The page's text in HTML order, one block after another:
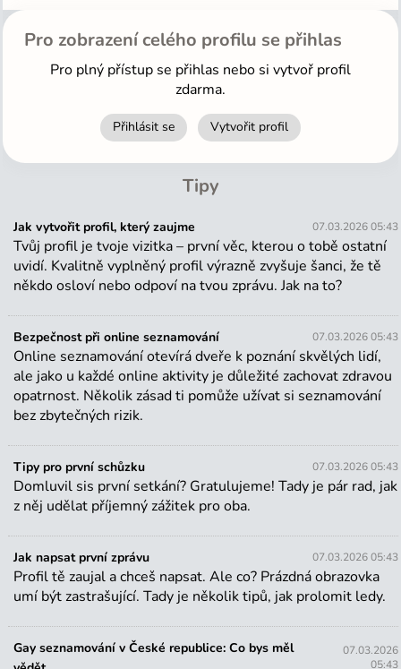
Pro zobrazení celého profilu se přihlas
Pro plný přístup se přihlas nebo si vytvoř profil
zdarma.
Přihlásit se Vytvořit profil
Tipy
Jak vytvořit profil, který zaujme 07.03.2026 05:43
Tvůj profil je tvoje vizitka – první věc, kterou o tobě ostatní
uvidí. Kvalitně vyplněný profil výrazně zvyšuje šanci, že tě
někdo osloví nebo odpoví na tvou zprávu. Jak na to?
Bezpečnost při online seznamování 07.03.2026 05:43
Online seznamování otevírá dveře k poznání skvělých lidí,
ale jako u každé online aktivity je důležité zachovat zdravou
opatrnost. Několik zásad ti pomůže užívat si seznamování
bez zbytečných rizik.
Tipy pro první schůzku 07.03.2026 05:43
Domluvil sis první setkání? Gratulujeme! Tady je pár rad, jak
z něj udělat příjemný zážitek pro oba.
Jak napsat první zprávu 07.03.2026 05:43
Profil tě zaujal a chceš napsat. Ale co? Prázdná obrazovka
umí být zastrašující. Tady je několik tipů, jak prolomit ledy.
Gay seznamování v České republice: Co bys měl
07.03.2026
05:43
Tipy
Jak vytvořit profil, který zaujme
Tvůj profil je tvoje vizitka – první věc, kterou o tobě
ostatní uvidí. Kvalitně vyplněný profil výrazně zvyšuje
šanci, že tě někdo osloví nebo odpoví na tvou zprávu.
Jak na to?
Bezpečnost při online seznamování
Online seznamování otevírá dveře k poznání skvělých
lidí, ale jako u každé online aktivity je důležité
zachovat zdravou opatrnost. Několik zásad ti pomůže
užívat si seznamování bez zbytečných rizik.
Tipy pro první schůzku
Domluvil sis první setkání? Gratulujeme! Tady je pár